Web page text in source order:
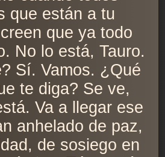
que están a tu
que ya todo
No lo está, Tauro.
Sí. Vamos. ¿Qué
te diga? Se ve,
Va a llegar ese
anhelado de paz,
de sosiego en